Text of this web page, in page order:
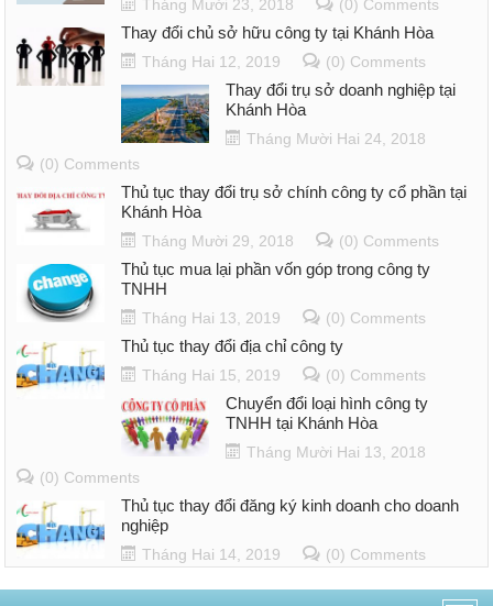
Tháng Mười 23, 2018 (0) Comments
Thay đổi chủ sở hữu công ty tại Khánh Hòa
Tháng Hai 12, 2019 (0) Comments
Thay đổi trụ sở doanh nghiệp tại
Khánh Hòa
Tháng Mười Hai 24, 2018
(0) Comments
Thủ tục thay đổi trụ sở chính công ty cổ phần tại
Khánh Hòa
Tháng Mười 29, 2018 (0) Comments
Thủ tục mua lại phần vốn góp trong công ty
TNHH
Tháng Hai 13, 2019 (0) Comments
Thủ tục thay đổi địa chỉ công ty
Tháng Hai 15, 2019 (0) Comments
Chuyển đổi loại hình công ty
TNHH tại Khánh Hòa
Tháng Mười Hai 13, 2018
(0) Comments
Thủ tục thay đổi đăng ký kinh doanh cho doanh
nghiệp
Tháng Hai 14, 2019 (0) Comments